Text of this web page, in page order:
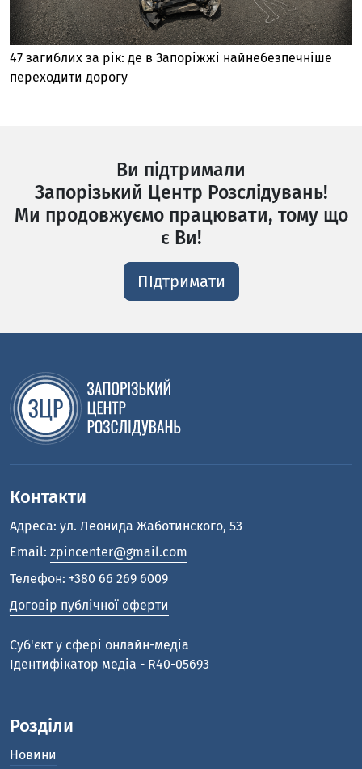
47 загиблих за рік: де в Запоріжжі найнебезпечніше
переходити дорогу
Ви підтримали
Запорізький Центр Розслідувань!
Ми продовжуємо працювати, тому що
є Ви!
ПІдтримати
Контакти
Адреса: ул. Леонида Жаботинского, 53
Email: zpincenter@gmail.com
Телефон: +380 66 269 6009
Договір публічної оферти
Cуб'єкт у сфері онлайн-медіа
Ідентифікатор медіа - R40-05693
Розділи
Новини